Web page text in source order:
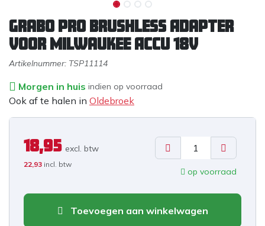
Grabo Pro Brushless Adapter
voor Milwaukee Accu 18V
Artikelnummer: TSP11114
Morgen in huis indien op voorraad
Ook af te halen in Oldebroek
18,95 excl. btw
22,93 incl. btw
op voorraad
Toevoegen aan winkelwagen